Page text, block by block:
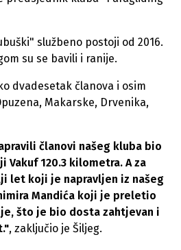
službeno postoji od 2016.
su se bavili i ranije.
dvadesetak članova i osim
Makarske, Drvenika,
članovi našeg kluba bio
Vakuf 120.3 kilometra. A za
let koji je napravljen iz našeg
Mandića koji je preletio
što je bio dosta zahtjevan i
, zaključio je Šiljeg.